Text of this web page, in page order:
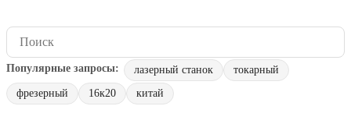
лазерный станок
токарный
фрезерный
16к20 китай